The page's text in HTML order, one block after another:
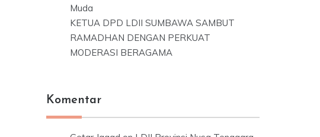
Muda
KETUA DPD LDII SUMBAWA SAMBUT
RAMADHAN DENGAN PERKUAT
MODERASI BERAGAMA
Komentar